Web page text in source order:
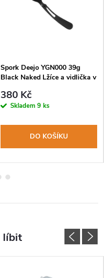
Spork Deejo YGN000 39g
Black Naked Lžíce a vidlička v
380 Kč
Skladem 9 ks
DO KOŠÍKU